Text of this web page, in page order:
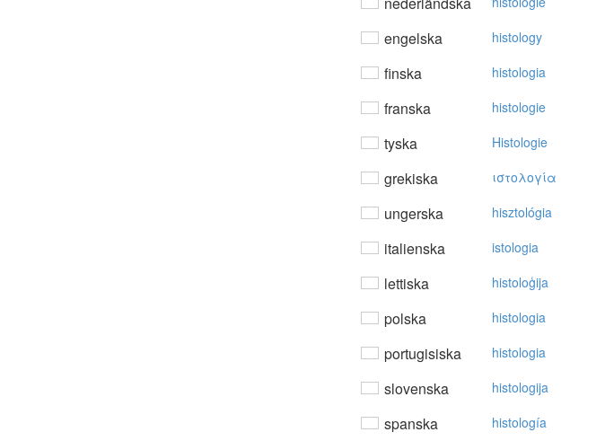
engelska histology
finska histologia
franska histologie
tyska Histologie
grekiska ιστoλoγία
ungerska hisztológia
italienska istologia
lettiska histoloģija
polska histologia
portugisiska histologia
slovenska histologija
spanska histología